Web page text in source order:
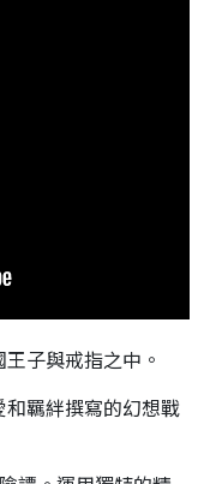
子與戒指之中。
和羈絆撰寫的幻想戰